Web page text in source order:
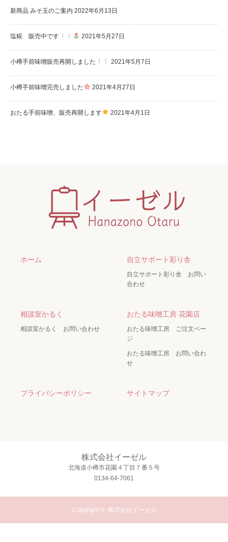
新商品 みそ玉のご案内 2022年6月13日
塩糀 販売中です 2021年5月27日
小樽手前味噌販売再開しました 2021年5月7日
小樽手前味噌完売しました 2021年4月27日
おたる手前味噌、販売再開します 2021年4月1日
ホーム 自立サポート彩り舎
自立サポート彩り舎 お問い
合わせ
相談室かるく
相談室かるく お問い合わせ
おたる味噌工房 花園店
おたる味噌工房 ご注文ペー
ジ
おたる味噌工房 お問い合わ
せ
プライバシーポリシー サイトマップ
株式会社イーゼル
北海道小樽市花園４丁目７番５号
0134-64-7061
Copyright © 株式会社イーゼル